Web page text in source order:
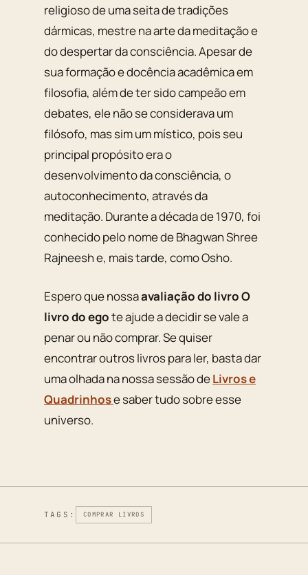
religioso de uma seita de tradições
dármicas, mestre na arte da meditação e
do despertar da consciência. Apesar de
sua formação e docência acadêmica em
filosofia, além de ter sido campeão em
debates, ele não se considerava um
filósofo, mas sim um místico, pois seu
principal propósito era o
desenvolvimento da consciência, o
autoconhecimento, através da
meditação. Durante a década de 1970, foi
conhecido pelo nome de Bhagwan Shree
Rajneesh e, mais tarde, como Osho.
Espero que nossaavaliação do livro O
livro do egote ajude a decidir se vale a
penar ou não comprar. Se quiser
encontrar outros livros para ler, basta dar
uma olhada na nossa sessão deLivros e
Quadrinhose saber tudo sobre esse
universo.
TAGS: COMPRAR LIVROS